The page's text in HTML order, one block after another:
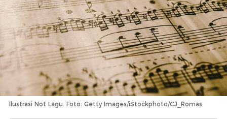
Ilustrasi Not Lagu. Foto: Getty Images/iStockphoto/CJ_Romas